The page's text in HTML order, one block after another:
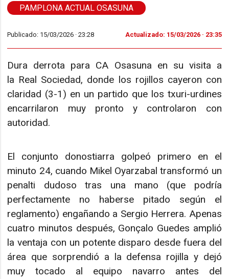
PAMPLONA ACTUAL OSASUNA
Publicado: 15/03/2026 ·23:28 Actualizado: 15/03/2026 · 23:35
Dura derrota para CA Osasuna en su visita a
la Real Sociedad, donde los rojillos cayeron con
claridad (3-1) en un partido que los txuri-urdines
encarrilaron muy pronto y controlaron con
autoridad.
El conjunto donostiarra golpeó primero en el
minuto 24, cuando Mikel Oyarzabal transformó un
penalti dudoso tras una mano (que podría
perfectamente no haberse pitado según el
reglamento) engañando a Sergio Herrera. Apenas
cuatro minutos después, Gonçalo Guedes amplió
la ventaja con un potente disparo desde fuera del
área que sorprendió a la defensa rojilla y dejó
muy tocado al equipo navarro antes del